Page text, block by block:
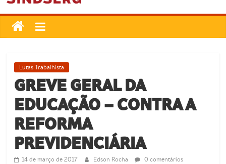
SindSerg
Guamaré
Sindicato
dos
Servidores
Públicos
Municipais
Guamaré
SINDSERG
Lutas Trabalhista
GREVE GERAL DA
EDUCAÇÃO – CONTRA A
REFORMA
PREVIDENCIÁRIA
14 de março de 2017 Edson Rocha 0 comentários